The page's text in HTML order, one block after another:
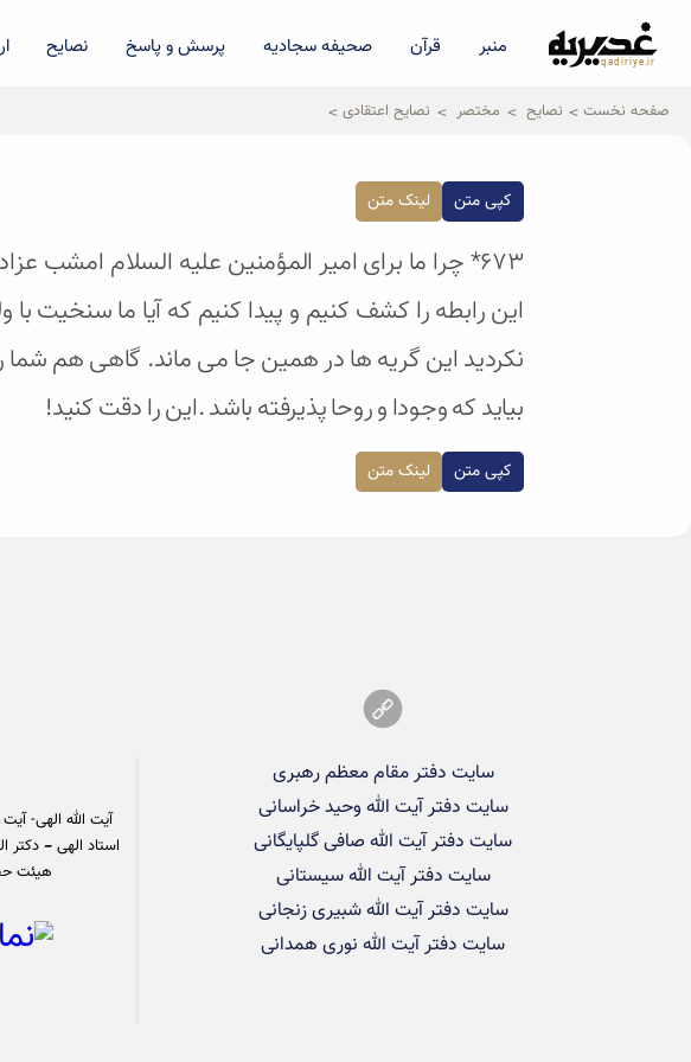
qadiriye.ir
نشریه ی غدیریه-بیانات استاد
منبر قرآن صحیفه سجادیه پرسش و پاسخ نصایح
صفحه نخست نصایح مختصر نصایح اعتقادی
کپی متن لینک متن
۶۷۳* چرا ما برای امیر المؤمنين علیه السلام
این رابطه را کشف کنیم و پیدا کنیم که آیا ما سنخیت با
نکردید این گریه ها در همین جا می ماند. گاهی هم
بیاید که وجودا و روحا پذیرفته باشد .این را دقت کنید!
کپی متن لینک متن
سایت دفتر مقام معظم رهبری
سایت دفتر آیت الله وحید خراسانی
سایت دفتر آیت الله صافی گلپایگانی
سایت دفتر آیت الله سیستانی
سایت دفتر آیت الله شبیری زنجانی
سایت دفتر آیت الله نوری همدانی
آیت الله الهی-
استاد الهی – دکتر
هیئت